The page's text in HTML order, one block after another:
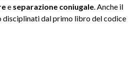
e separazione coniugale. Anche il
disciplinati dal primo libro del codice